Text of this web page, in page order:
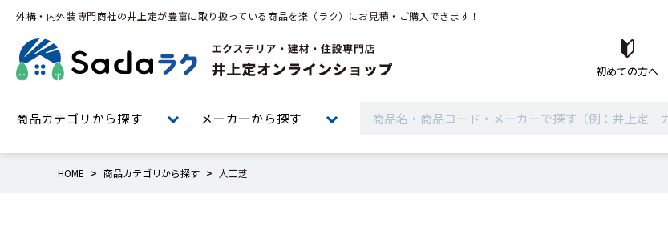
外構・内外装専門商社の井上定が豊富に取り扱っている商品を楽（ラク）にお見積・ご購入できます！
初めての方へ
商品カテゴリから探す メーカーから探す
HOME 商品カテゴリから探す 人工芝